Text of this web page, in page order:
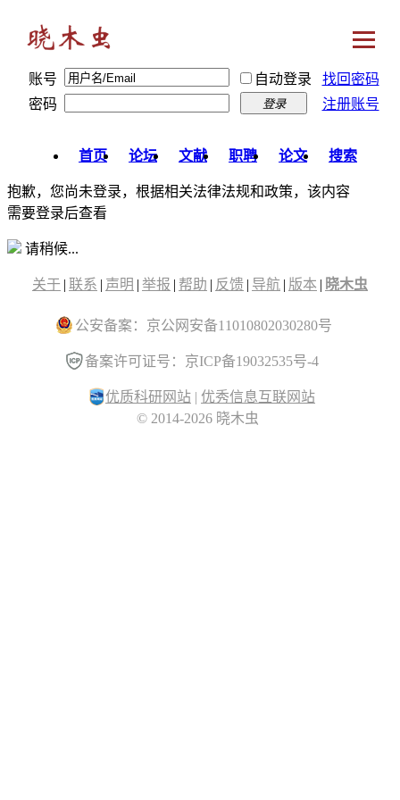
账号 自动登录
找回密码
密码
登录 注册账号
首页 论坛 文献 职聘 论文 搜索
抱歉，您尚未登录，根据相关法律法规和政策，该内容
需要登录后查看
请稍候...
关于 | 联系 | 声明 | 举报 | 帮助 | 反馈 | 导航 | 版本 | 晓木虫
公安备案：京公网安备11010802030280号
备案许可证号：京ICP备19032535号-4
优质科研网站 | 优秀信息互联网站
© 2014-2026 晓木虫